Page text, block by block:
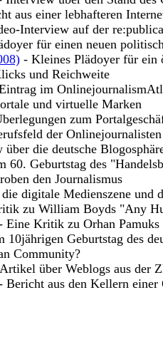
aus einer lebhafteren
Interview auf der
für einen neuen
- Kleines Plädoyer für ein
und Reichweite
im
und virtuelle Marken
zum
der Onlinejournalisten
die deutsche
60. Geburtstag des
den Journalismus
digitale Medienszene und
zu William Boyds "Any
Eine Kritik zu Orhan
10jährigen Geburtstag des
Community?
über Weblogs aus der
Bericht aus den Kellern einer